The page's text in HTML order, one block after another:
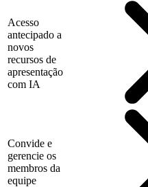
Acesso
antecipado a
novos
recursos de
apresentação
com IA
Convide e
gerencie os
membros da
equipe